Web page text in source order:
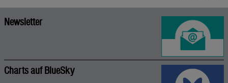
Newsletter
Charts auf BlueSky